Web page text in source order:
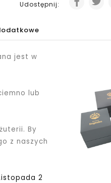
Udostępnij:
jest w
lub
By
z naszych
2